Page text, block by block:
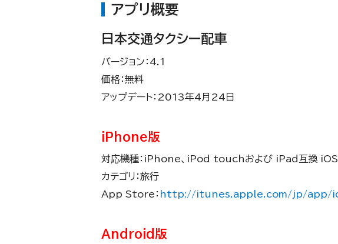
アプリ概要
日本交通タクシー配車
バージョン：4.1
価格：無料
アップデート：2013年4月24日
iPhone版
対応機種：iPhone、iPod touchおよび iPad互換
カテゴリ：旅行
App Store： http://itunes.apple.com/jp/app/
Android版